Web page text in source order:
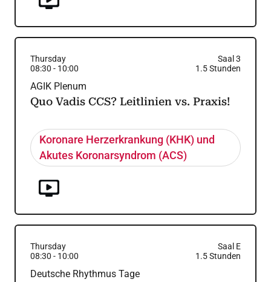
Thursday
Saal 3
08:30 - 10:00 1.5Stunden
AGIK Plenum
Quo Vadis CCS? Leitlinien vs. Praxis!
Koronare Herzerkrankung (KHK) und
Akutes Koronarsyndrom (ACS)
Thursday
Saal E
08:30 - 10:00 1.5Stunden
Deutsche Rhythmus Tage